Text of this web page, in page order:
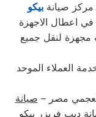
مركز صيانةبيكو
اعطال الاجهزة
لنقل جميع
العملاء الموحد
مصر – صيانة
ديب فريزر بيكو